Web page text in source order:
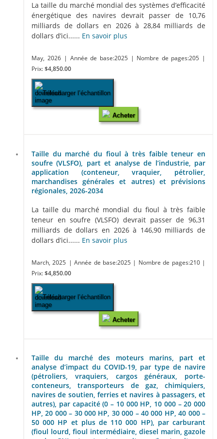
La taille du marché mondial des systèmes d’efficacité
énergétique des navires devrait passer de 10,76
milliards de dollars en 2026 à 28,84 milliards de
dollars d’ici...... En savoir plus
May, 2026 | Année de base:2025 | Nombre de pages:205 |
Prix: $4,850.00
Télécharger l’échantillon
Acheter
Taille du marché du fioul à très faible teneur en
soufre (VLSFO), part et analyse de l’industrie, par
application (conteneur, vraquier, pétrolier,
marchandises générales et autres) et prévisions
régionales, 2026-2034
La taille du marché mondial du fioul à très faible
teneur en soufre (VLSFO) devrait passer de 96,31
milliards de dollars en 2026 à 146,90 milliards de
dollars d’ici...... En savoir plus
March, 2025 | Année de base:2025 | Nombre de pages:210 |
Prix: $4,850.00
Télécharger l’échantillon
Acheter
Taille du marché des moteurs marins, part et
analyse d’impact du COVID-19, par type de navire
(pétroliers, vraquiers, cargos généraux, porte-
conteneurs, transporteurs de gaz, chimiquiers,
navires de soutien, ferries et navires à passagers, et
autres), par capacité (0 – 10 000 HP, 10 000 – 20 000
HP, 20 000 – 30 000 HP, 30 000 – 40 000 HP, 40 000 –
50 000 HP et plus de 110 000 HP), par carburant
(fioul lourd, fioul intermédiaire, diesel marin, gazole